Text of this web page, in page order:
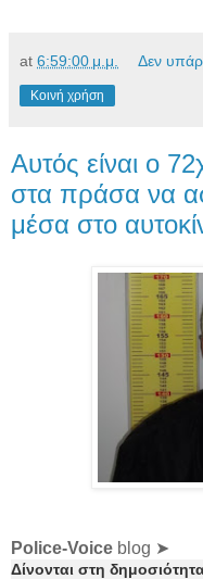
at 6:59:00 μ.μ. Δεν
Κοινή χρήση
Αυτός είναι ο
στα πράσα να
μέσα στο
Police-Voice blog ➤
Δίνονται στη